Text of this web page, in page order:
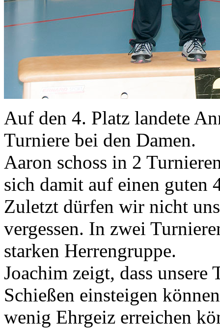
Auf den 4. Platz landete
Turniere bei den Damen.
Aaron schoss in 2
sich damit auf einen guten
Zuletzt dürfen wir nicht
vergessen. In zwei
starken Herrengruppe.
Joachim zeigt, dass
Schießen einsteigen
wenig Ehrgeiz erreichen